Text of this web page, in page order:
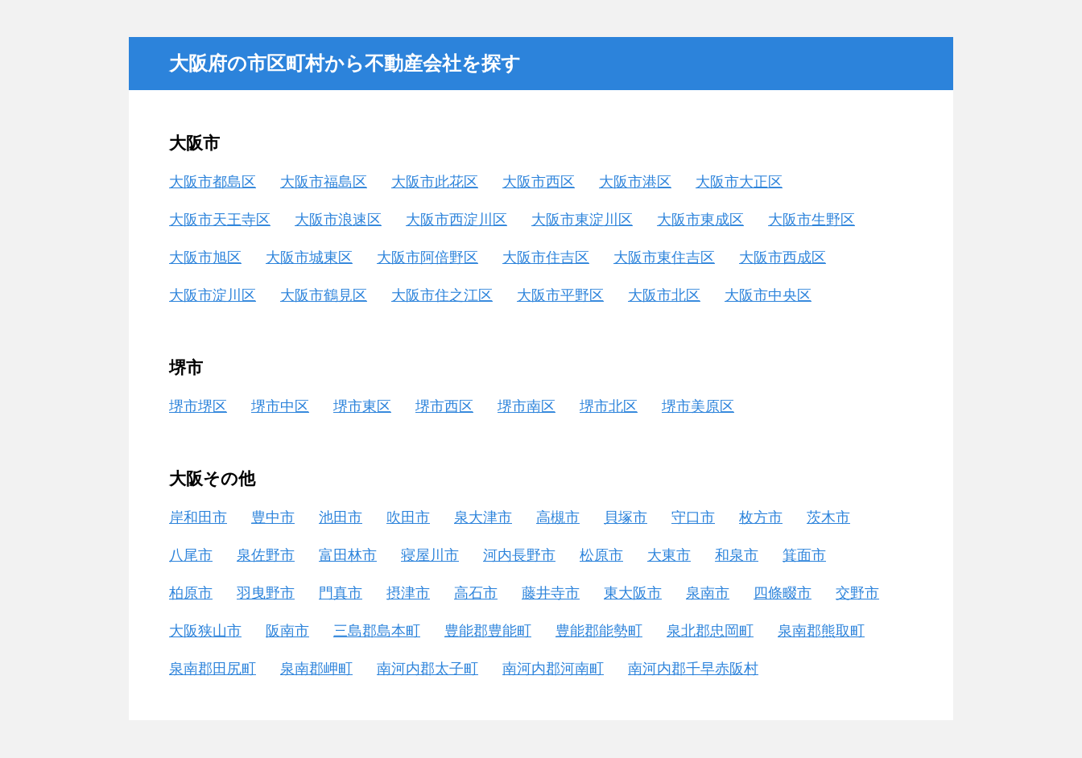
大阪府の市区町村から不動産会社を探す
大阪市
大阪市都島区 大阪市福島区 大阪市此花区 大阪市西区 大阪市港区 大阪市大正区
大阪市天王寺区 大阪市浪速区 大阪市西淀川区 大阪市東淀川区 大阪市東成区 大阪市生野区
大阪市旭区 大阪市城東区 大阪市阿倍野区 大阪市住吉区 大阪市東住吉区 大阪市西成区
大阪市淀川区 大阪市鶴見区 大阪市住之江区 大阪市平野区 大阪市北区 大阪市中央区
堺市
堺市堺区 堺市中区 堺市東区 堺市西区 堺市南区 堺市北区 堺市美原区
大阪その他
岸和田市 豊中市 池田市 吹田市 泉大津市 高槻市 貝塚市 守口市 枚方市 茨木市
八尾市 泉佐野市 富田林市 寝屋川市 河内長野市 松原市 大東市 和泉市 箕面市
柏原市 羽曳野市 門真市 摂津市 高石市 藤井寺市 東大阪市 泉南市 四條畷市 交野市
大阪狭山市 阪南市 三島郡島本町 豊能郡豊能町 豊能郡能勢町 泉北郡忠岡町 泉南郡熊取町
泉南郡田尻町 泉南郡岬町 南河内郡太子町 南河内郡河南町 南河内郡千早赤阪村